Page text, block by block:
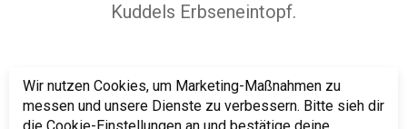
Kuddels Erbseneintopf.
K.Proksch
Wir nutzen Cookies, um Marketing-Maßnahmen zu
messen und unsere Dienste zu verbessern. Bitte sieh dir